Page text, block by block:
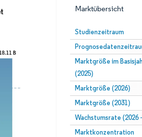
Marktübersicht
Studienzeitraum
Marktgröße im
(2025)
Marktgröße (2026)
Marktgröße (2031)
Wachstumsrate (2026
Marktkonzentration
Wiederverwendung erfordert Namensnennung